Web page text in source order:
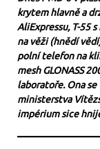
krytem hlavně a
AliExpressu, T-55
na věži (hnědí
polní telefon na
mesh GLONASS
laboratoře. Ona
ministerstva
impérium sice